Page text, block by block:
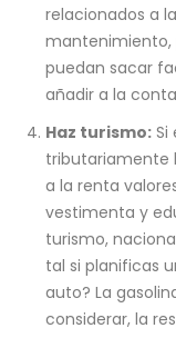
relacionados a
mantenimiento,
puedan sacar
añadir a la
Haz turismo:Si
tributariamente
a la renta
vestimenta y
turismo,
tal si planificas
auto? La
considerar, la